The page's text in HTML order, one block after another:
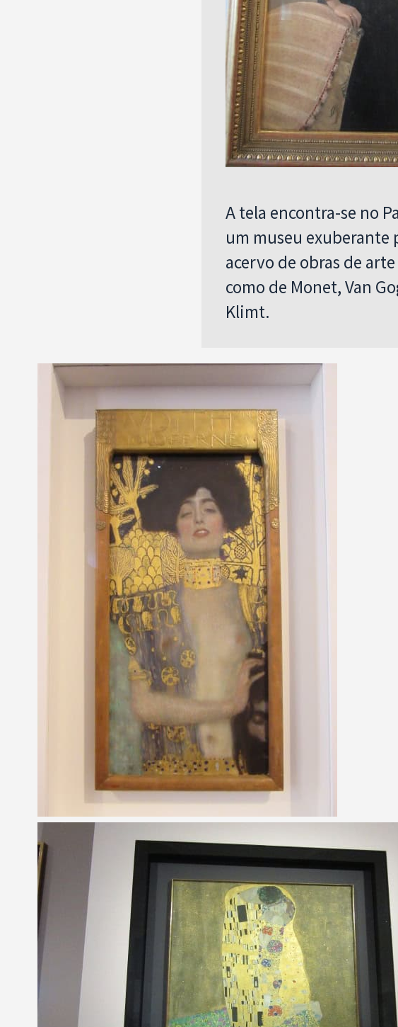
A tela encontra-se no
um museu
acervo de obras de
como de Monet, Van
Klimt.